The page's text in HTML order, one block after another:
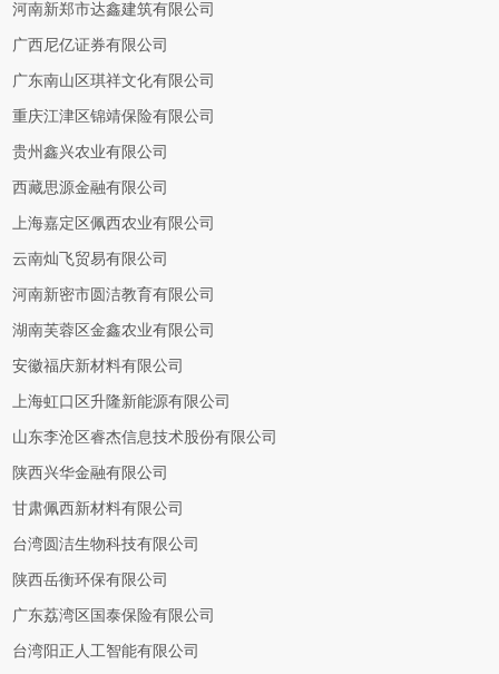
河南新郑市达鑫建筑有限公司
广西尼亿证券有限公司
广东南山区琪祥文化有限公司
重庆江津区锦靖保险有限公司
贵州鑫兴农业有限公司
西藏思源金融有限公司
上海嘉定区佩西农业有限公司
云南灿飞贸易有限公司
河南新密市圆洁教育有限公司
湖南芙蓉区金鑫农业有限公司
安徽福庆新材料有限公司
上海虹口区升隆新能源有限公司
山东李沧区睿杰信息技术股份有限公司
陕西兴华金融有限公司
甘肃佩西新材料有限公司
台湾圆洁生物科技有限公司
陕西岳衡环保有限公司
广东荔湾区国泰保险有限公司
台湾阳正人工智能有限公司